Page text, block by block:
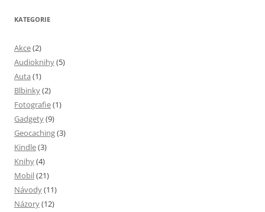
KATEGORIE
Akce(2)
Audioknihy(5)
Auta (1)
Blbinky(2)
Fotografie(1)
Gadgety(9)
Geocaching(3)
Kindle(3)
Knihy(4)
Mobil(21)
Návody(11)
Názory(12)